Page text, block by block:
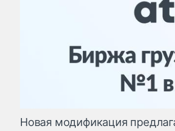
Новая модификация